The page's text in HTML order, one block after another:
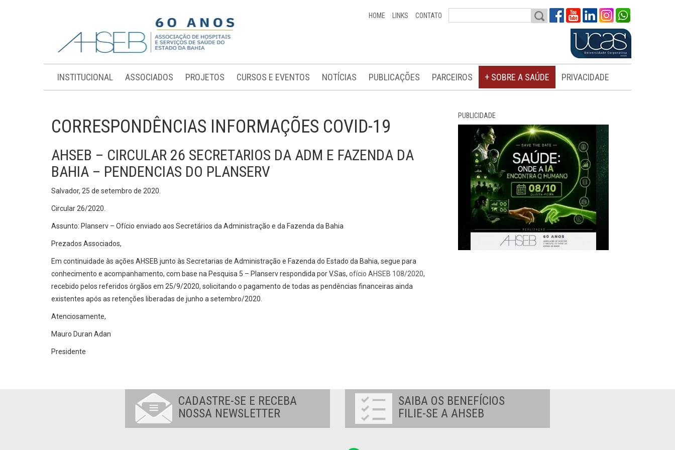
HOME LINKS CONTATO
INSTITUCIONAL ASSOCIADOS PROJETOS CURSOS E EVENTOS NOTÍCIAS PUBLICAÇÕES PARCEIROS + SOBRE A SAÚDE PRIVACIDADE
CORRESPONDÊNCIAS INFORMAÇÕES COVID-19
AHSEB – CIRCULAR 26 SECRETARIOS DA ADM E FAZENDA DA
BAHIA – PENDENCIAS DO PLANSERV
Salvador, 25 de setembro de 2020.
Circular 26/2020.
Assunto: Planserv – Ofício enviado aos Secretários da Administração e da Fazenda da Bahia
Prezados Associados,
Em continuidade às ações AHSEB junto às Secretarias de Administração e Fazenda do Estado da Bahia, segue para
conhecimento e acompanhamento, com base na Pesquisa 5 – Planserv respondida por V.Sas, ofício AHSEB 108/2020,
recebido pelos referidos órgãos em 25/9/2020, solicitando o pagamento de todas as pendências financeiras ainda
existentes após as retenções liberadas de junho a setembro/2020.
Atenciosamente,
Mauro Duran Adan
Presidente
PUBLICIDADE
CADASTRE-SE E RECEBA
NOSSA NEWSLETTER
SAIBA OS BENEFÍCIOS
FILIE-SE A AHSEB